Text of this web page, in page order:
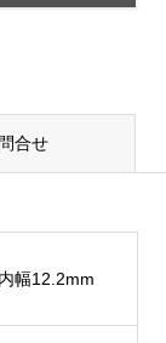
合せ
幅12.2mm